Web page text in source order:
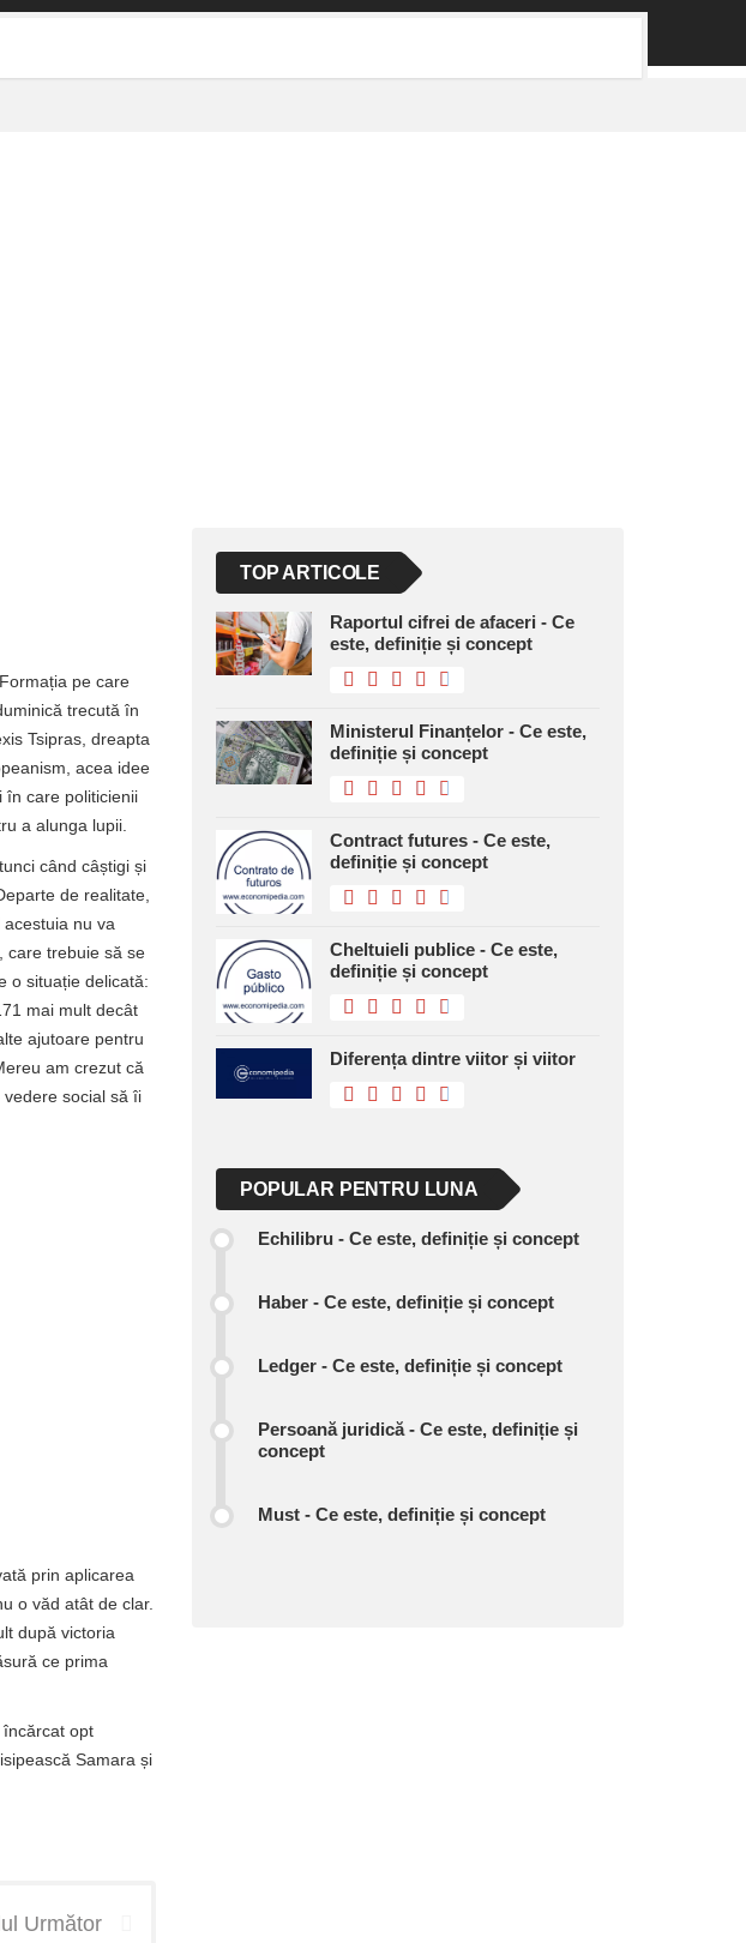
pe care
trecută în
Tsipras, dreapta
acea idee
în care politicienii
a alunga lupii.
când câștigi și
de realitate,
nu va
care trebuie să se
o situație delicată:
mai mult decât
ajutoare pentru
am crezut că
social să îi
prin aplicarea
o văd atât de clar.
după victoria
ce prima
opt
Samara și
Următor
TOP ARTICOLE
Raportul cifrei de afaceri - Ce
este, definiție și concept
Ministerul Finanțelor - Ce este,
definiție și concept
Contract futures - Ce este,
definiție și concept
Cheltuieli publice - Ce este,
definiție și concept
Diferența dintre viitor și viitor
POPULAR PENTRU LUNA
Echilibru - Ce este, definiție și concept
Haber - Ce este, definiție și concept
Ledger - Ce este, definiție și concept
Persoană juridică - Ce este, definiție și
concept
Must - Ce este, definiție și concept